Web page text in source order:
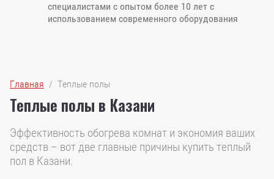
специалистами с опытом более 10 лет с
использованием современного оборудования
Главная
  /  Теплые полы
Теплые полы в Казани
Эффективность обогрева комнат и экономия ваших
средств – вот две главные причины купить теплый
пол в Казани.